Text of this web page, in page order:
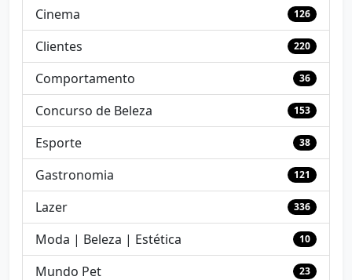
Cinema 126
Clientes 220
Comportamento 36
Concurso de Beleza 153
Esporte 38
Gastronomia 121
Lazer 336
Moda | Beleza | Estética 10
Mundo Pet 23